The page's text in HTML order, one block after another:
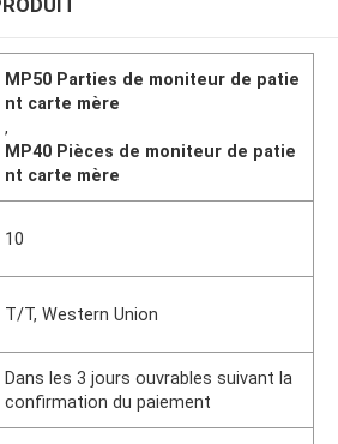
MP50 Parties de moniteur de patie
nt carte mère
,
MP40 Pièces de moniteur de patie
nt carte mère
10
T/T, Western Union
Dans les 3 jours ouvrables suivant la
confirmation du paiement